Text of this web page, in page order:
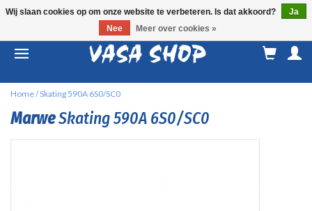
Home/Skating 590A 6S0/SC0
MarweSkating 590A 6S0/SC0
Wij slaan cookies op om onze website te verbeteren. Is dat akkoord?
Ja
Nee
Meer over cookies »